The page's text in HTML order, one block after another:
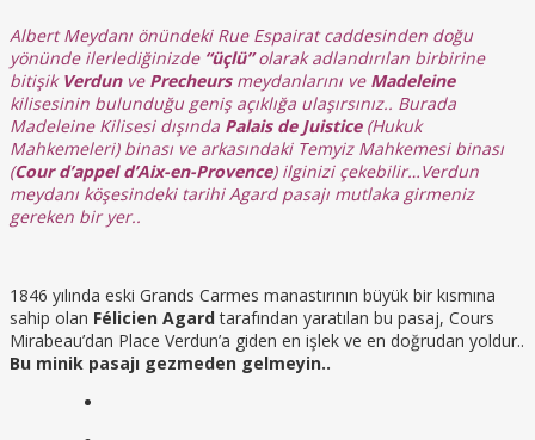
Albert Meydanı önündeki Rue Espairat caddesinden doğu
yönünde ilerlediğinizde “üçlü”olarak adlandırılan birbirine
bitişik Verdunve Precheursmeydanlarını ve Madeleine
kilisesinin bulunduğu geniş açıklığa ulaşırsınız.. Burada
Madeleine Kilisesi dışında Palais de Juistice(Hukuk
Mahkemeleri) binası ve arkasındaki Temyiz Mahkemesi binası
(Cour d’appel d’Aix-en-Provence) ilginizi çekebilir…Verdun
meydanı köşesindeki tarihi Agard pasajı mutlaka girmeniz
gereken bir yer..
1846 yılında eski Grands Carmes manastırının büyük bir kısmına
sahip olan Félicien Agardtarafından yaratılan bu pasaj, Cours
Mirabeau’dan Place Verdun’a giden en işlek ve en doğrudan yoldur..
Bu minik pasajı gezmeden gelmeyin..